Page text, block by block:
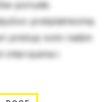
ponude.
pretplatnicima.
pristup svim našim
intervjuima i